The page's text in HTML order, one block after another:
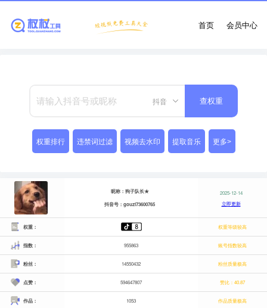
会员中心
首页
抖音 查权重
权重排行 违禁词过滤 视频去水印 提取音乐 更多>
昵称：狗子队长★
抖音号：gouzi73600765
2025-12-14
立即更新
权重： 权重等级较高
指数： 955863 账号指数较高
粉丝： 14550432 粉丝质量极高
点赞： 594647807 赞比：40.87
作品： 1053 作品质量极高